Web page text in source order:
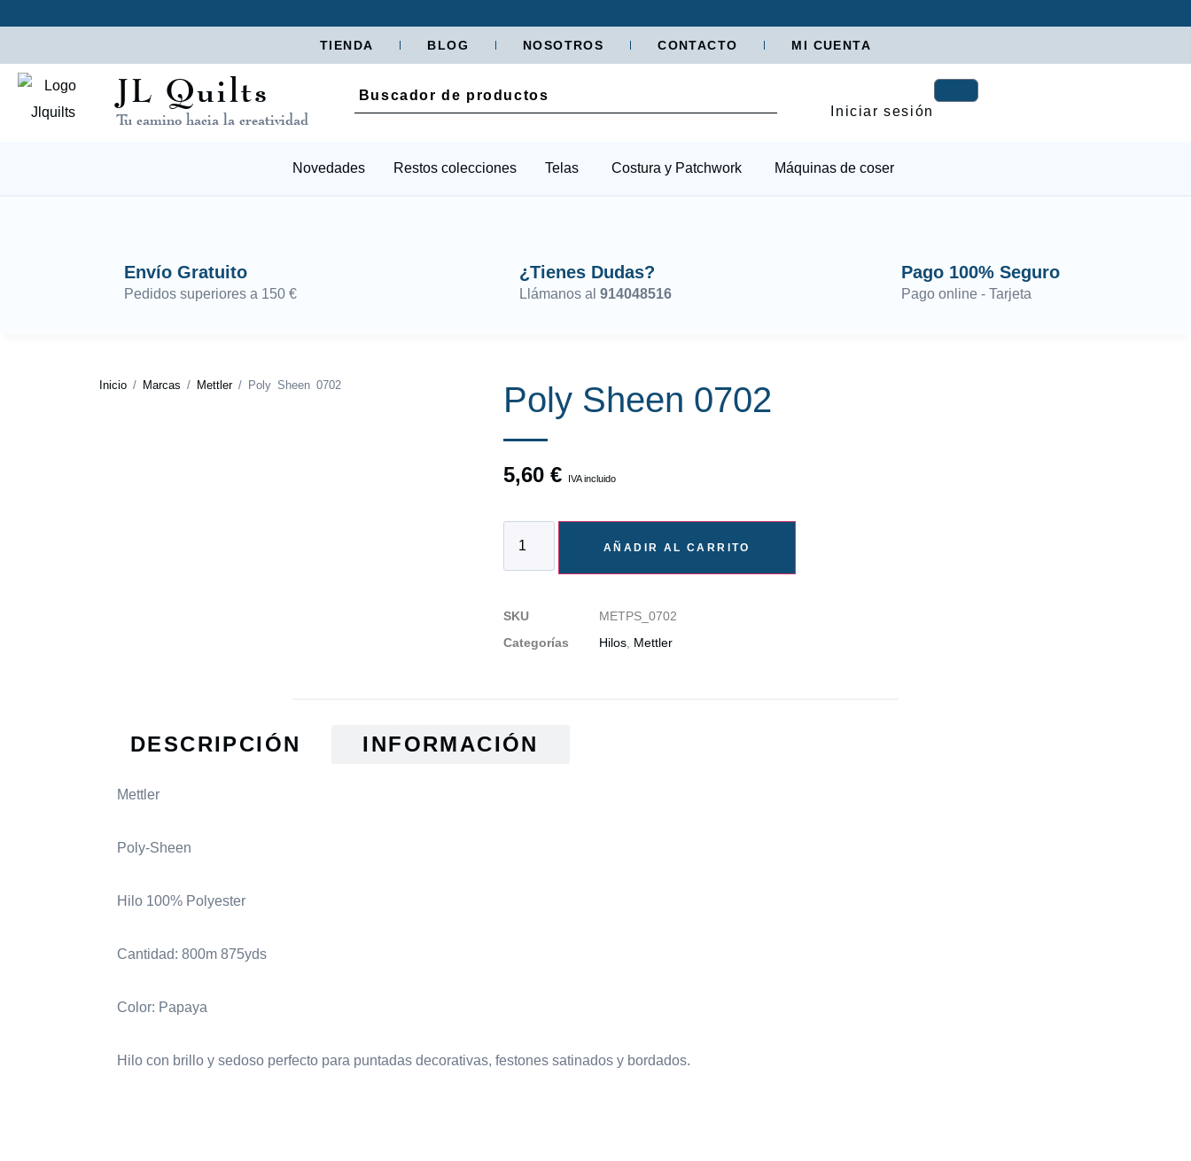
TIENDA BLOG NOSOTROS CONTACTO MI CUENTA
JL Quilts
Tu camino hacia la creatividad Iniciar sesión
Novedades Restos colecciones Telas Costura y Patchwork Máquinas de coser
Envío Gratuito
Pedidos superiores a 150 €
¿Tienes Dudas?
Llámanos al 914048516
Pago 100% Seguro
Pago online - Tarjeta
Inicio / Marcas / Mettler/ Poly Sheen 0702 Poly Sheen 0702
5,60 € IVA incluido
AÑADIR AL CARRITO
SKU
METPS_0702
Categorías
Hilos Mettler
DESCRIPCIÓN INFORMACIÓN
Mettler
Poly-Sheen
Hilo 100% Polyester
Cantidad: 800m 875yds
Color: Papaya
Hilo con brillo y sedoso perfecto para puntadas decorativas, festones satinados y bordados.